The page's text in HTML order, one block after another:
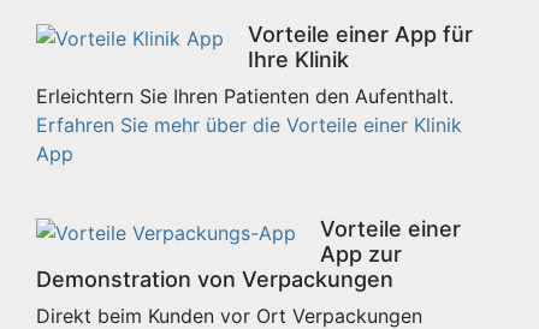
Vorteile einer App für
Ihre Klinik
Erleichtern Sie Ihren Patienten den Aufenthalt.
Erfahren Sie mehr über die Vorteile einer Klinik
App
Vorteile einer
App zur
Demonstration von Verpackungen
Direkt beim Kunden vor Ort Verpackungen